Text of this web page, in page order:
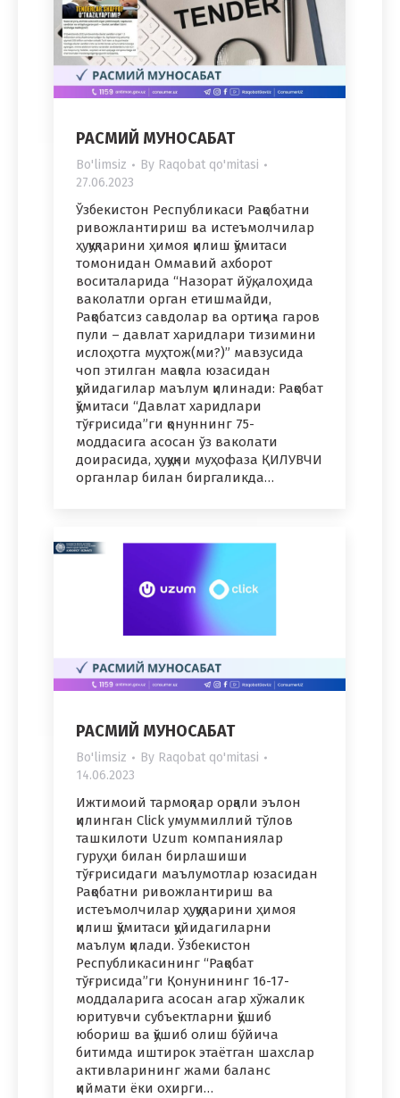
РАСМИЙ МУНОСАБАТ
Bo'limsiz By Raqobat qo'mitasi
27.06.2023
Ўзбекистон Республикаси Рақобатни
ривожлантириш ва истеъмолчилар
ҳуқуқларини ҳимоя қилиш қўмитаси
томонидан Оммавий ахборот
воситаларида “Назорат йўқ, алоҳида
ваколатли орган етишмайди,
Рақобатсиз савдолар ва ортиқча гаров
пули – давлат харидлари тизимини
ислоҳотга муҳтож(ми?)” мавзусида
чоп этилган мақола юзасидан
қуйидагилар маълум қилинади: Рақобат
қўмитаси “Давлат харидлари
тўғрисида”ги қонуннинг 75-
моддасига асосан ўз ваколати
доирасида, ҳуқуқни муҳофаза ҚИЛУВЧИ
органлар билан биргаликда…
РАСМИЙ МУНОСАБАТ
Bo'limsiz By Raqobat qo'mitasi
14.06.2023
Ижтимоий тармоқлар орқали эълон
қилинган Click умуммиллий тўлов
ташкилоти Uzum компаниялар
гуруҳи билан бирлашиши
тўғрисидаги маълумотлар юзасидан
Рақобатни ривожлантириш ва
истеъмолчилар ҳуқуқларини ҳимоя
қилиш қўмитаси қуйидагиларни
маълум қилади. Ўзбекистон
Республикасининг “Рақобат
тўғрисида”ги Қонунининг 16-17-
моддаларига асосан агар хўжалик
юритувчи субъектларни қўшиб
юбориш ва қўшиб олиш бўйича
битимда иштирок этаётган шахслар
активларининг жами баланс
қиймати ёки охирги…